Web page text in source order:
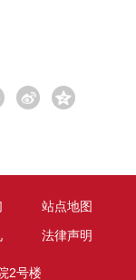
站点地图
法律声明
2号楼